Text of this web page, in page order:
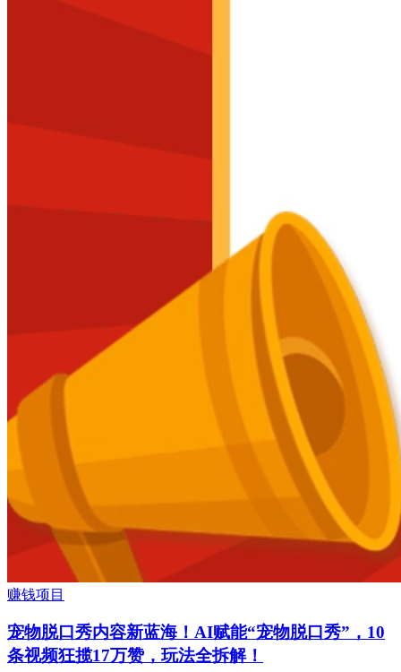
赚钱项目
宠物脱口秀内容新蓝海！AI赋能“宠物脱口秀”，10
条视频狂揽17万赞，玩法全拆解！